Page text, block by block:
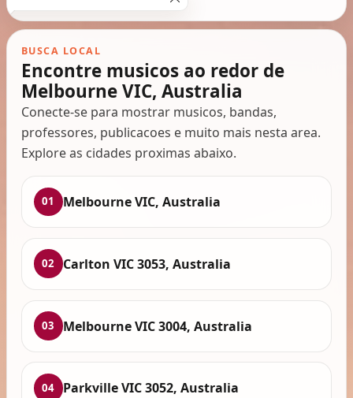
BUSCA LOCAL
Encontre musicos ao redor de
Melbourne VIC, Australia
Conecte-se para mostrar musicos, bandas,
professores, publicacoes e muito mais nesta area.
Explore as cidades proximas abaixo.
01 Melbourne VIC, Australia
02 Carlton VIC 3053, Australia
03 Melbourne VIC 3004, Australia
04 Parkville VIC 3052, Australia